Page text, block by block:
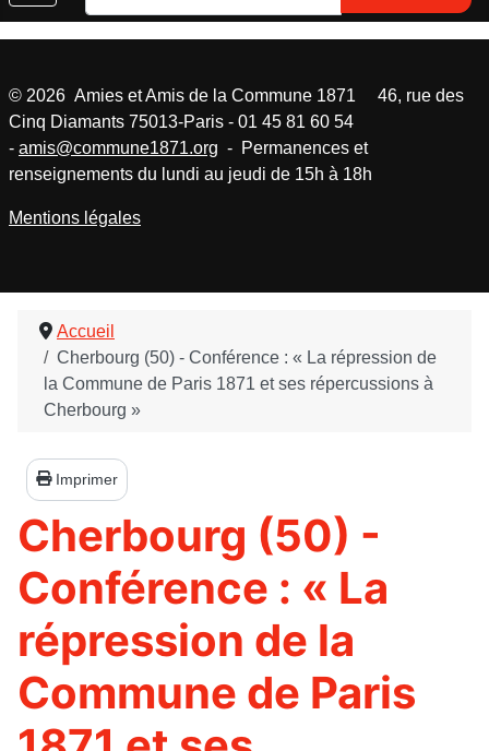
Accueil
Cherbourg (50) - Conférence : « La répression de
la Commune de Paris 1871 et ses répercussions à
Cherbourg »
Imprimer
Cherbourg (50) -
Conférence : « La
répression de la
Commune de Paris
© 2026 Amies et Amis de la Commune 1871 46, rue des
Cinq Diamants 75013-Paris - 01 45 81 60 54
- amis@commune1871.org - Permanences et
renseignements du lundi au jeudi de 15h à 18h
Mentions légales